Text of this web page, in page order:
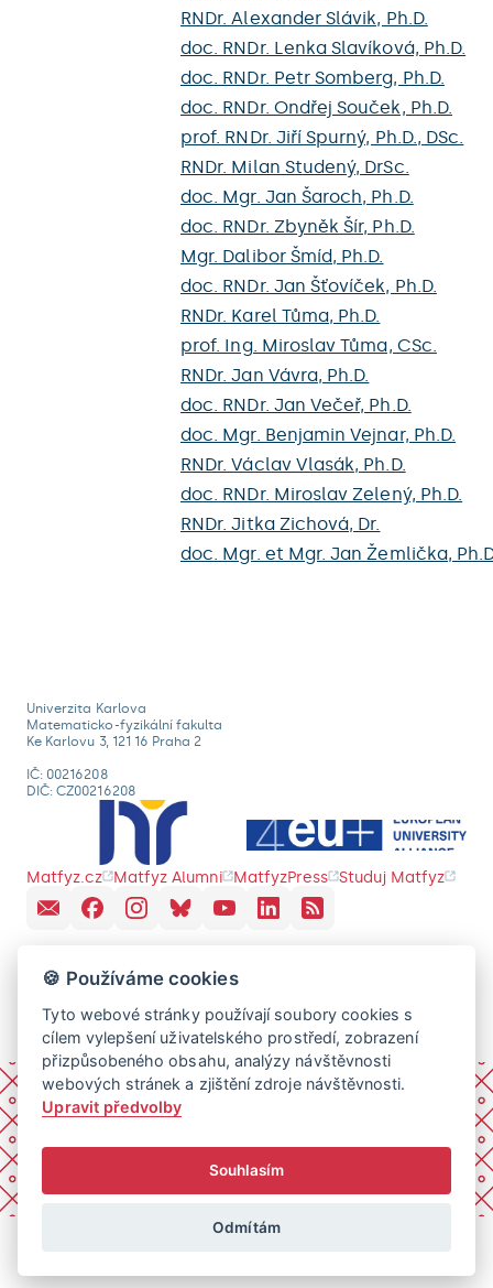
RNDr. Alexander Slávik, Ph.D.
doc. RNDr. Lenka Slavíková, Ph.D.
doc. RNDr. Petr Somberg, Ph.D.
doc. RNDr. Ondřej Souček, Ph.D.
prof. RNDr. Jiří Spurný, Ph.D., DSc.
RNDr. Milan Studený, DrSc.
doc. Mgr. Jan Šaroch, Ph.D.
doc. RNDr. Zbyněk Šír, Ph.D.
Mgr. Dalibor Šmíd, Ph.D.
doc. RNDr. Jan Šťovíček, Ph.D.
RNDr. Karel Tůma, Ph.D.
prof. Ing. Miroslav Tůma, CSc.
RNDr. Jan Vávra, Ph.D.
doc. RNDr. Jan Večeř, Ph.D.
doc. Mgr. Benjamin Vejnar, Ph.D.
RNDr. Václav Vlasák, Ph.D.
doc. RNDr. Miroslav Zelený, Ph.D.
RNDr. Jitka Zichová, Dr.
doc. Mgr. et Mgr. Jan Žemlička,
Univerzita Karlova
Matematicko-fyzikální fakulta
Ke Karlovu 3, 121 16 Praha 2
IČ: 00216208
DIČ: CZ00216208
Matfyz.cz Matfyz Alumni MatfyzPress Studuj Matfyz
🍪 Používáme cookies
Tyto webové stránky používají soubory cookies s
cílem vylepšení uživatelského prostředí, zobrazení
přizpůsobeného obsahu, analýzy návštěvnosti
webových stránek a zjištění zdroje návštěvnosti.
Upravit předvolby
Souhlasím
Odmítám